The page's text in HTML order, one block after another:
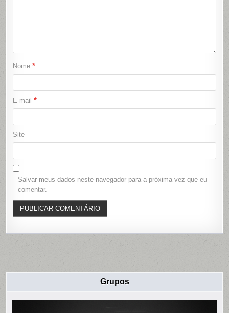
Nome*
E-mail*
Site
Salvar meus dados neste navegador para a próxima vez que eu
comentar.
Grupos